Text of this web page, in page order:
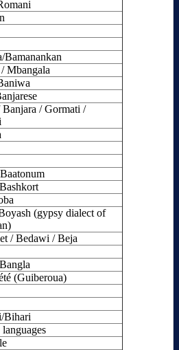
Bamanankan
Mbangala
/ Gormati /
(gypsy dialect of
/ Bedawi / Beja
(Guiberoua)
Bihari